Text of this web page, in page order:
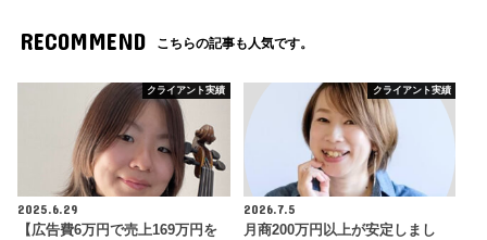
RECOMMEND こちらの記事も人気です。
クライアント実績
2025.6.29
【広告費6万円で売上169万円を
クライアント実績
2026.7.5
月商200万円以上が安定しまし